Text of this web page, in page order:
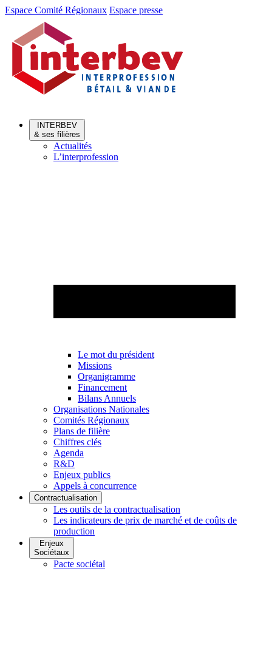
Aller
Aller
contenu
Espace Comité Régionaux Espace presse
INTERBEV
& ses filières
Actualités
L’interprofession
Le mot du président
Missions
Organigramme
Financement
Bilans Annuels
Organisations Nationales
Comités Régionaux
Plans de filière
Chiffres clés
Agenda
R&D
Enjeux publics
Appels à concurrence
Contractualisation
Les outils de la contractualisation
Les indicateurs de prix de marché et de coûts de
production
Enjeux
Sociétaux
Pacte sociétal